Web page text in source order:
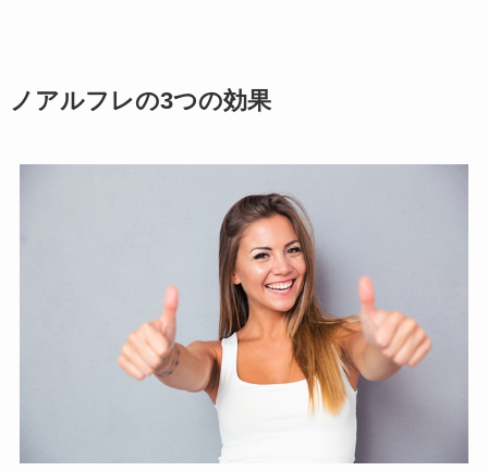
ノアルフレの3つの効果